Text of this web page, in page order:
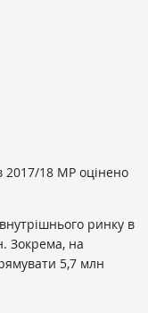
2017/18 МР оцінено
ринку в
Зокрема, на
5,7 млн